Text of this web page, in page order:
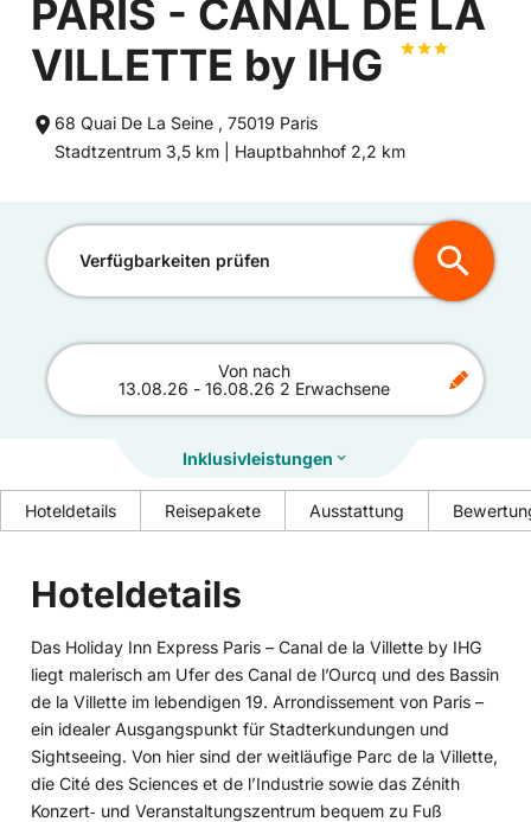
PARIS - CANAL DE LA
VILLETTE by IHG
68 Quai De La Seine , 75019 Paris
Entfernung
Stadtzentrum 3,5 km | Entfernung
Hauptbahnhof 2,2 km
Verfügbarkeiten prüfen
Von nach
13.08.26 - 16.08.26 2 Erwachsene
Inklusivleistungen
Hoteldetails Reisepakete Ausstattung
Hoteldetails
Das Holiday Inn Express Paris – Canal de la Villette by IHG
liegt malerisch am Ufer des Canal de l’Ourcq und des Bassin
de la Villette im lebendigen 19. Arrondissement von Paris –
ein idealer Ausgangspunkt für Stadterkundungen und
Sightseeing. Von hier sind der weitläufige Parc de la Villette,
die Cité des Sciences et de l’Industrie sowie das Zénith
Konzert‑ und Veranstaltungszentrum bequem zu Fuß